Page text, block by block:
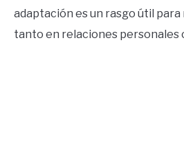
adaptación es un rasgo útil
tanto en relaciones personales